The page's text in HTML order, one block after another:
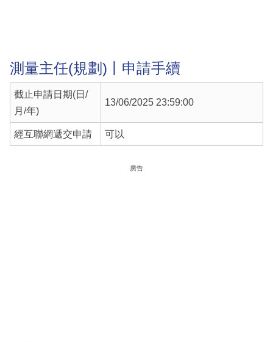
測量主任(規劃)丨申請手續
截止申請日期(日/
月/年)
13/06/2025 23:59:00
經互聯網遞交申請 可以
廣告